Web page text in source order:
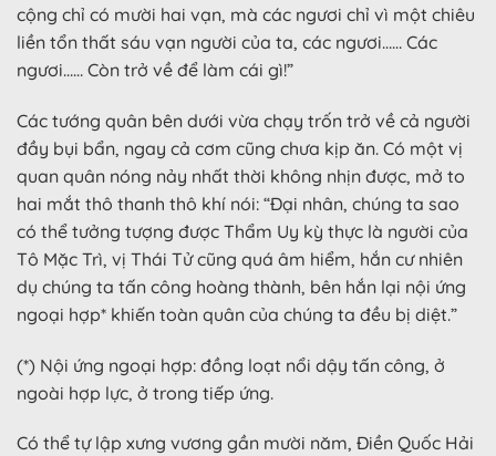
cộng chỉ có mười hai vạn, mà các ngươi chỉ vì một chiêu
liền tổn thất sáu vạn người của ta, các ngươi…… Các
ngươi…… Còn trở về để làm cái gì!”
Các tướng quân bên dưới vừa chạy trốn trở về cả người
đầy bụi bẩn, ngay cả cơm cũng chưa kịp ăn. Có một vị
quan quân nóng nảy nhất thời không nhịn được, mở to
hai mắt thô thanh thô khí nói: “Đại nhân, chúng ta sao
có thể tưởng tượng được Thẩm Uy kỳ thực là người của
Tô Mặc Trì, vị Thái Tử cũng quá âm hiểm, hắn cư nhiên
dụ chúng ta tấn công hoàng thành, bên hắn lại nội ứng
ngoại hợp* khiến toàn quân của chúng ta đều bị diệt.”
(*) Nội ứng ngoại hợp: đồng loạt nổi dậy tấn công, ở
ngoài hợp lực, ở trong tiếp ứng.
Có thể tự lập xưng vương gần mười năm, Điền Quốc Hải